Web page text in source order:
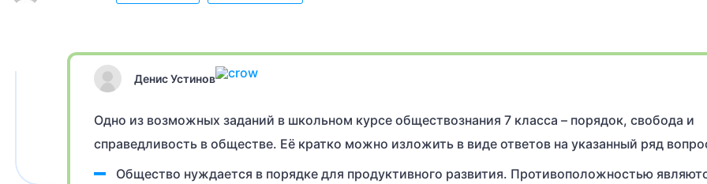
Денис Устинов
Одно из возможных заданий в школьном курсе обществознания 7 класса – порядок, свобода и
справедливость в обществе. Её кратко можно изложить в виде ответов на указанный ряд
Общество нуждается в порядке для продуктивного развития. Противоположностью